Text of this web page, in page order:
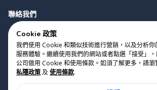
聯絡我們
版權 2023 Cyclopes® •
Cookie 政策
我們使用 Cookie 和類似技術進行營銷，以及分析
服務體驗。繼續使用我們的網站或者點選「接受」
公司做用 Cookie 和使用條款。如須了解更多，請瀏
私隱政策及 使用條款.